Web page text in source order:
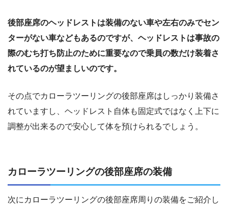
後部座席のヘッドレストは装備のない車や左右のみでセン
ターがない車などもあるのですが、ヘッドレストは事故の
際のむち打ち防止のために重要なので乗員の数だけ装着さ
れているのが望ましいのです。
その点でカローラツーリングの後部座席はしっかり装備さ
れていますし、ヘッドレスト自体も固定式ではなく上下に
調整が出来るので安心して体を預けられるでしょう。
カローラツーリングの後部座席の装備
次にカローラツーリングの後部座席周りの装備をご紹介し